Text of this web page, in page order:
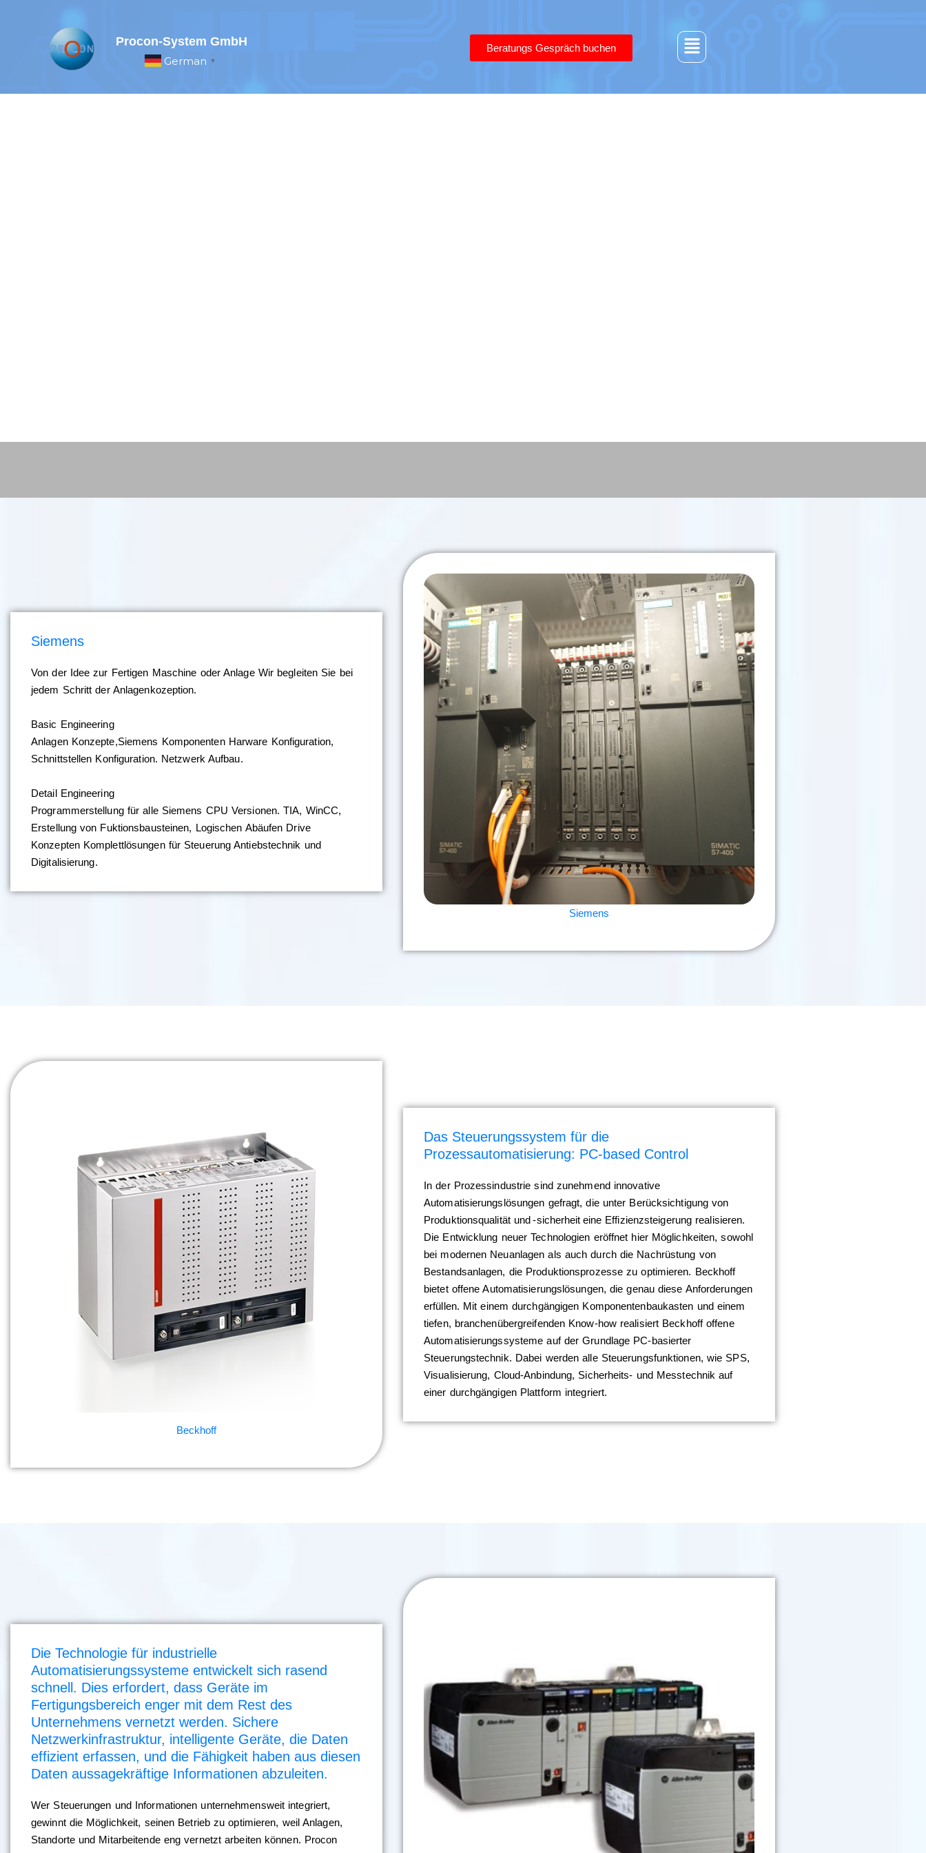
Procon-System GmbH
German ▼
Beratungs Gespräch buchen
Siemens
Von der Idee zur Fertigen Maschine oder Anlage Wir begleiten Sie bei
jedem Schritt der Anlagenkozeption.
Basic Engineering
Anlagen Konzepte,Siemens Komponenten Harware Konfiguration,
Schnittstellen Konfiguration. Netzwerk Aufbau.
Detail Engineering
Programmerstellung für alle Siemens CPU Versionen. TIA, WinCC,
Erstellung von Fuktionsbausteinen, Logischen Abäufen Drive
Konzepten Komplettlösungen für Steuerung Antiebstechnik und
Digitalisierung.
Siemens
Beckhoff
Das Steuerungssystem für die
Prozessautomatisierung: PC-based Control
In der Prozessindustrie sind zunehmend innovative
Automatisierungslösungen gefragt, die unter Berücksichtigung von
Produktionsqualität und -sicherheit eine Effizienzsteigerung realisieren.
Die Entwicklung neuer Technologien eröffnet hier Möglichkeiten, sowohl
bei modernen Neuanlagen als auch durch die Nachrüstung von
Bestandsanlagen, die Produktionsprozesse zu optimieren. Beckhoff
bietet offene Automatisierungslösungen, die genau diese Anforderungen
erfüllen. Mit einem durchgängigen Komponentenbaukasten und einem
tiefen, branchenübergreifenden Know-how realisiert Beckhoff offene
Automatisierungssysteme auf der Grundlage PC-basierter
Steuerungstechnik. Dabei werden alle Steuerungsfunktionen, wie SPS,
Visualisierung, Cloud-Anbindung, Sicherheits- und Messtechnik auf
einer durchgängigen Plattform integriert.
Die Technologie für industrielle
Automatisierungssysteme entwickelt sich rasend
schnell. Dies erfordert, dass Geräte im
Fertigungsbereich enger mit dem Rest des
Unternehmens vernetzt werden. Sichere
Netzwerkinfrastruktur, intelligente Geräte, die Daten
effizient erfassen, und die Fähigkeit haben aus diesen
Daten aussagekräftige Informationen abzuleiten.
Wer Steuerungen und Informationen unternehmensweit integriert,
gewinnt die Möglichkeit, seinen Betrieb zu optimieren, weil Anlagen,
Standorte und Mitarbeitende eng vernetzt arbeiten können. Procon